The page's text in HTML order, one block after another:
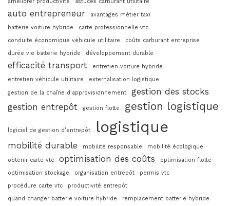
auto entrepreneur
avantages métier taxi
batterie voiture hybride
carte professionnelle vtc
conduite économique véhicule utilitaire
coûts carburant entreprise
durée vie batterie hybride
développement durable
efficacité transport
entretien voiture hybride
entretien véhicule utilitaire
externalisation logistique
gestion de la chaîne d'approvisionnement
gestion des stocks
gestion entrepôt
gestion flotte gestion logistique
logiciel de gestion d’entrepôt logistique
mobilité durable mobilité responsable
mobilité écologique
obtenir carte vtc
optimisation des coûts
optimisation flotte
optimisation stockage
organisation entrepôt
permis vtc
procédure carte vtc
productivité entrepôt
quand changer batterie voiture hybride
remplacement batterie hybride